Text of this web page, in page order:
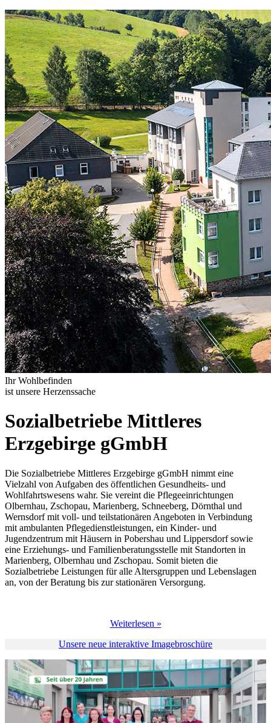
Ihr Wohlbefinden
ist unsere Herzenssache
Sozialbetriebe Mittleres
Erzgebirge gGmbH
Die Sozialbetriebe Mittleres Erzgebirge gGmbH nimmt eine
Vielzahl von Aufgaben des öffentlichen Gesundheits- und
Wohlfahrtswesens wahr. Sie vereint die Pflegeeinrichtungen
Olbernhau, Zschopau, Marienberg, Schneeberg, Dörnthal und
Wernsdorf mit voll- und teilstationären Angeboten in Verbindung
mit ambulanten Pflegedienstleistungen, ein Kinder- und
Jugendzentrum mit Häusern in Pobershau und Lippersdorf sowie
eine Erziehungs- und Familienberatungsstelle mit Standorten in
Marienberg, Olbernhau und Zschopau. Somit bieten die
Sozialbetriebe Leistungen für alle Altersgruppen und Lebenslagen
an, von der Beratung bis zur stationären Versorgung.
Weiterlesen »
Unsere neue interaktive Imagebroschüre